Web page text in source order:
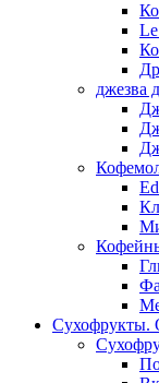
джезва
Сухофрукты.